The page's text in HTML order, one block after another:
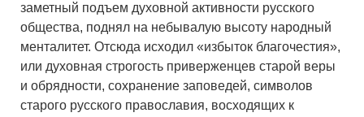
заметный подъем духовной активности русского
общества, поднял на небывалую высоту народный
менталитет. Отсюда исходил «избыток благочестия»,
или духовная строгость приверженцев старой веры
и обрядности, сохранение заповедей, символов
старого русского православия, восходящих к